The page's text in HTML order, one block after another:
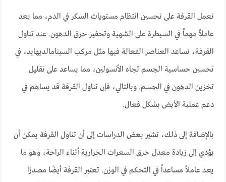
تعمل القرفة على تحسين انتظام مستويات السكر في الدم، مما يعد
عاملاً مهماً في السيطرة على الشهية وتحفيز حرق الدهون. عند تناول
القرفة، تساعد العناصر الفعالة فيها مثل مركب السينامالديهايد، في
تحسين حساسية الجسم تجاه الأنسولين، مما يساعد على تقليل
تخزين الدهون في الجسم. وبالتالي، فإن تناول القرفة قد يساهم في
دعم عملية الأيض بشكل فعال.
بالإضافة إلى ذلك، تشير بعض الدراسات إلى أن تناول القرفة يمكن أن
يؤدي إلى زيادة معدل حرق السعرات الحرارية أثناء الراحة، وهو ما
يعد عاملاً مساعداً في التحكم في الوزن. تعتبر القرفة أيضًا مصدرًا